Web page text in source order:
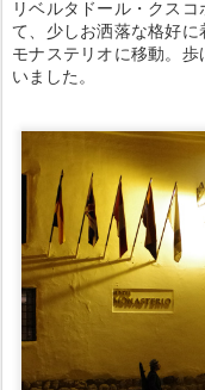
リベルタドール・クス
て、少しお洒落な格好
モナステリオに移動。
いました。